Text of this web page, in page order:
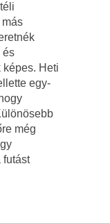
és
képes. Heti
egy-
még
futást